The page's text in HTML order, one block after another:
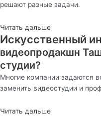
решают разные задачи.
Читать дальше
Искусственный
видеопродакшн
студии?
Многие компании задаются
заменить видеостудии и
Читать дальше